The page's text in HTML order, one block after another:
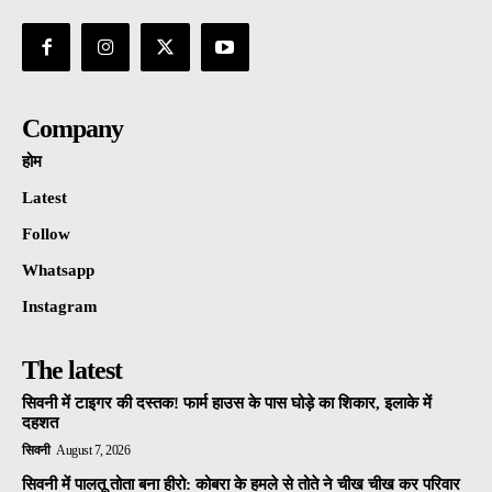
Company
होम
Latest
Follow
Whatsapp
Instagram
The latest
सिवनी में टाइगर की दस्तक! फार्म हाउस के पास घोड़े का शिकार, इलाके में
दहशत
सिवनी August 7, 2026
सिवनी में पालतू तोता बना हीरो: कोबरा के हमले से तोते ने चीख चीख कर परिवार